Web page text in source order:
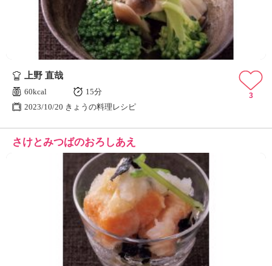
上野 直哉
60kcal
15分
2023/10/20 きょうの料理レシピ
3
さけとみつばのおろしあえ